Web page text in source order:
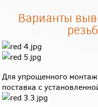
Варианты
Для упрощенного
поставка с